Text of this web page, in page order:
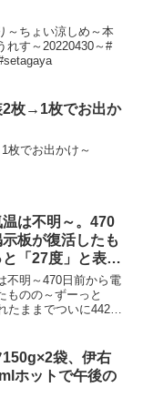
～ちょい涼しめ～本
れす～20220430～#
2枚→1枚でお出か
枚でお出かけ～
は不明～。470
板が復活したも
「27度」と表示
いに442日前か
～
不明～470日前から電
ものの～ずーっと
たままでついに442日
袋、伊右
ホットで午後の